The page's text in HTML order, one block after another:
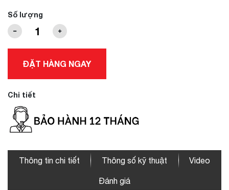
Số lượng
ĐẶT HÀNG NGAY
Chi tiết
Thông tin chi tiết Thông số kỹ thuật Video
Đánh giá